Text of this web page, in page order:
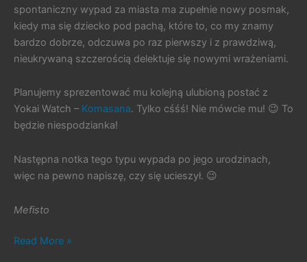
spontaniczny wypad za miasta ma zupełnie nowy posmak,
kiedy ma się dziecko pod pachą, które to, co my znamy
bardzo dobrze, odczuwa po raz pierwszy i z prawdziwą,
nieukrywaną szczerością delektuje się nowymi wrażeniami.
Planujemy sprezentować mu kolejną ulubioną postać z
Yokai Watch – Komasana. Tylko cśśś! Nie mówcie mu! 😉 To
będzie niespodzianka!
Następna notka tego typu wypada po jego urodzinach,
więc na pewno napiszę, czy się ucieszył. 😉
Mefisto
#123.
Read More »